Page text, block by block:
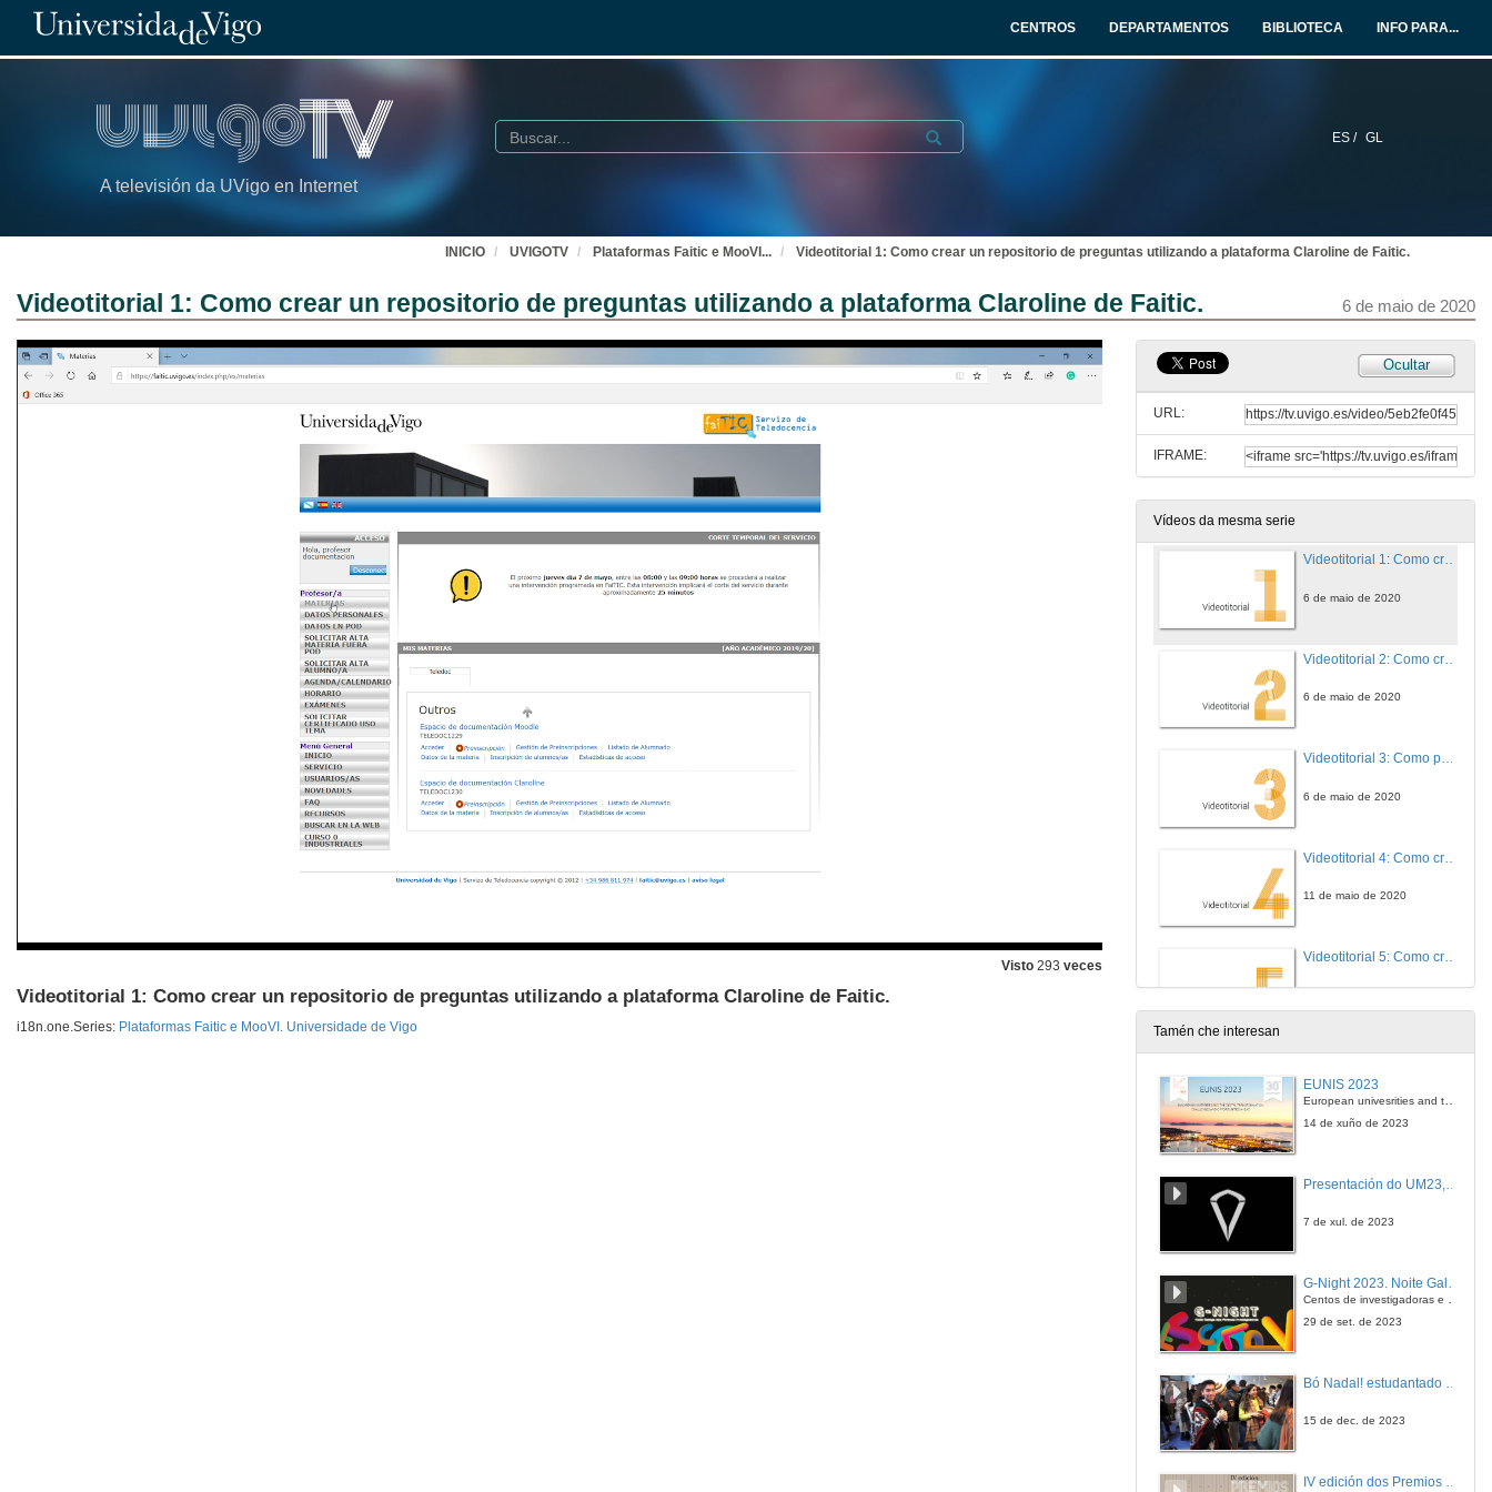
CENTROS DEPARTAMENTOS BIBLIOTECA INFO PARA...
A televisión da UVigo en Internet
ES / GL
Buscar Submit
INICIO UVIGOTV Plataformas Faitic e MooVI ... Videotitorial 1: Como crear un repositorio de preguntas utilizando a plataforma Claroline de Faitic.
Videotitorial 1: Como crear un repositorio de preguntas utilizando a plataforma Claroline de Faitic. 6 de maio de 2020
Visto 293 veces
Videotitorial 1: Como crear un repositorio de preguntas utilizando a plataforma Claroline de Faitic.
i18n.one.Series: Plataformas Faitic e MooVI. Universidade de Vigo
Ocultar
URL:
IFRAME:
Vídeos da mesma serie
Videotitorial 1: Como crear un repositorio de preguntas utilizando a plataforma Claroline de Faitic.
6 de maio de 2020
6 de maio de 2020
Videotitorial 3: Como poñer a disposición dos alumnos un dos cuestionarios que fixemos e como poder ver os resultados unha vez que os alumnos resolveron ese cuestionario.
6 de maio de 2020
11 de maio de 2020
Videotitorial 5: Como crear un cuestionario utilizando Moodle dentro da plataforma Faitic
Videotitorial 6: Como ver as cualificacións do estudantado utilizando Moodle dentro da plataforma Faitic
11 de maio de 2020
28 de abr. de 2021
Tamén che interesan
EUNIS 2023
European univesrities and the digital transformation: challenges and opportunities ahead
14 de xuño de 2023
7 de xul. de 2023
G-Night 2023. Noite Galega das Persoas Investigadoras. Conciencias creativas
Centos de investigadoras e investigadores, decenas de actividades e sete cidades
29 de set. de 2023
15 de dec. de 2023
IV edición dos Premios Consello Social UVigo Humana